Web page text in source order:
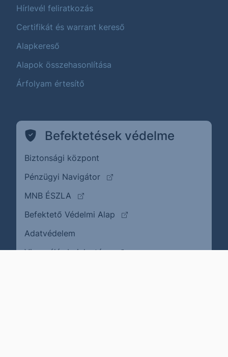
Hírlevél feliratkozás
Certifikát és warrant kereső
Alapkereső
Alapok összehasonlítása
Árfolyam értesítő
Befektetések védelme
Biztonsági központ
Pénzügyi Navigátor
(külső oldalra ugrik)
MNB ÉSZLA
(külső oldalra ugrik)
Befektető Védelmi Alap
(külső oldalra ugrik)
Adatvédelem
Visszaélés bejelentése(külső oldalra ugrik)